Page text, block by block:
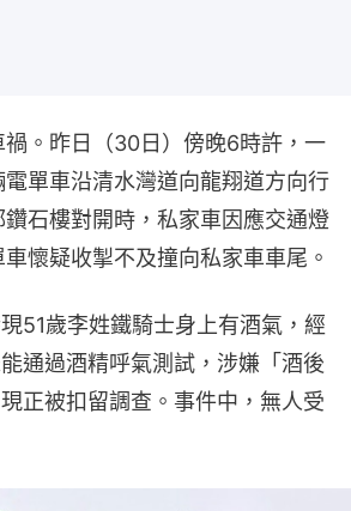
。昨日（30日）傍晚6時許，一
單車沿清水灣道向龍翔道方向行
石樓對開時，私家車因應交通燈
懷疑收掣不及撞向私家車車尾。
51歲李姓鐵騎士身上有酒氣，經
通過酒精呼氣測試，涉嫌「酒後
正被扣留調查。事件中，無人受